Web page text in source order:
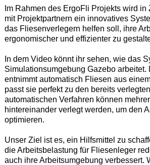
Im Rahmen des ErgoFli Projekts wird in
mit Projektpartnern ein innovatives
das Fliesenverlegern helfen soll, ihre
ergonomischer und effizienter zu
In dem Video könnt ihr sehen, wie das
Simulationsumgebung Gazebo arbeitet.
entnimmt automatisch Fliesen aus
passt sie perfekt zu den bereits
automatischen Verfahren können
hintereinander verlegt werden, um den
optimieren.
Unser Ziel ist es, ein Hilfsmittel zu
die Arbeitsbelastung für Fliesenleger
auch ihre Arbeitsumgebung verbessert.